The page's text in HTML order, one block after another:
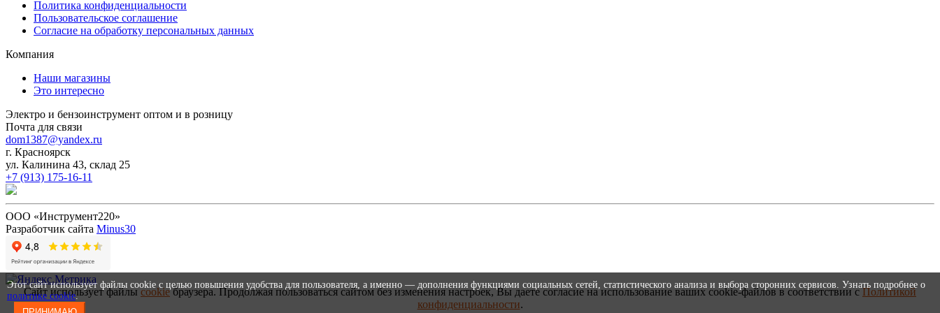
Этот сайт использует файлы cookie с целью повышения удобства для пользователя, а именно — дополнения функциями социальных сетей, статистического анализа и выбора сторонних сервисов. Узнать подробнее о
политике cookie.
Политика конфиденциальности
Пользовательское соглашение
Согласие на обработку персональных данных
Компания
Наши магазины
Это интересно
Электро и бензоинструмент оптом и в розницу
Почта для связи
dom1387@yandex.ru
г. Красноярск
ул. Калинина 43, склад 25
+7 (913) 175-16-11
ООО «Инструмент220»
Разработчик сайта Minus30
Сайт использует файлыcookieбраузера. Продолжая пользоваться сайтом без изменения настроек, Вы даете согласие на использование ваших cookie-файлов в соответствии сПолитикой
конфиденциальности.